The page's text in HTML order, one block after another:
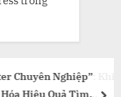
Chuyên Nghiệp”: Khi
Hiệu Quả Tìm